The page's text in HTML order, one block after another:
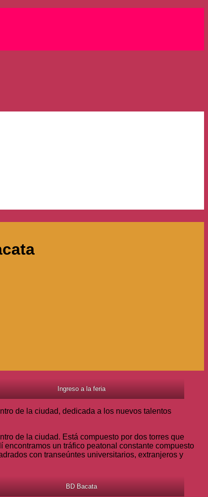
Ingreso a la feria
de la ciudad, dedicada a los nuevos talentos
de la ciudad. Está compuesto por dos torres que
un tráfico peatonal constante compuesto
con transeúntes universitarios, extranjeros y
BD Bacata